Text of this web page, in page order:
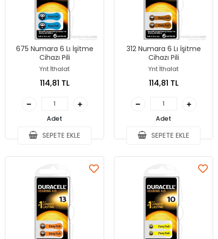
675 Numara 6 Lı İşitme
Cihazı Pili
Ynt İthalat
114,81 TL
Adet
SEPETE EKLE
312 Numara 6 Lı İşitme
Cihazı Pili
Ynt İthalat
114,81 TL
Adet
SEPETE EKLE